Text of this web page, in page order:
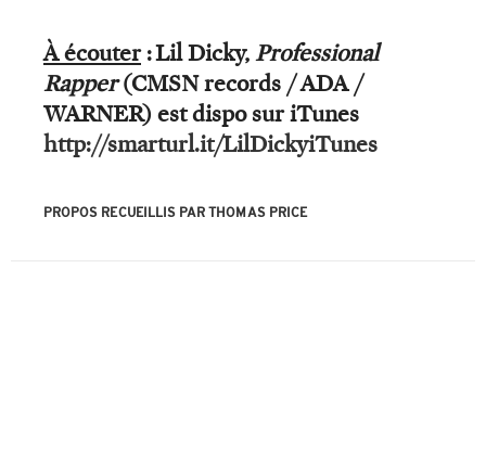
À écouter: Lil Dicky,Professional
Rapper(CMSN records / ADA /
WARNER) est dispo sur iTunes
http://smarturl.it/LilDickyiTunes
PROPOS RECUEILLIS PAR THOMAS PRICE